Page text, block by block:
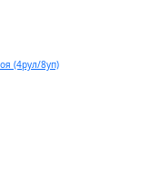
(4рул/8уп)